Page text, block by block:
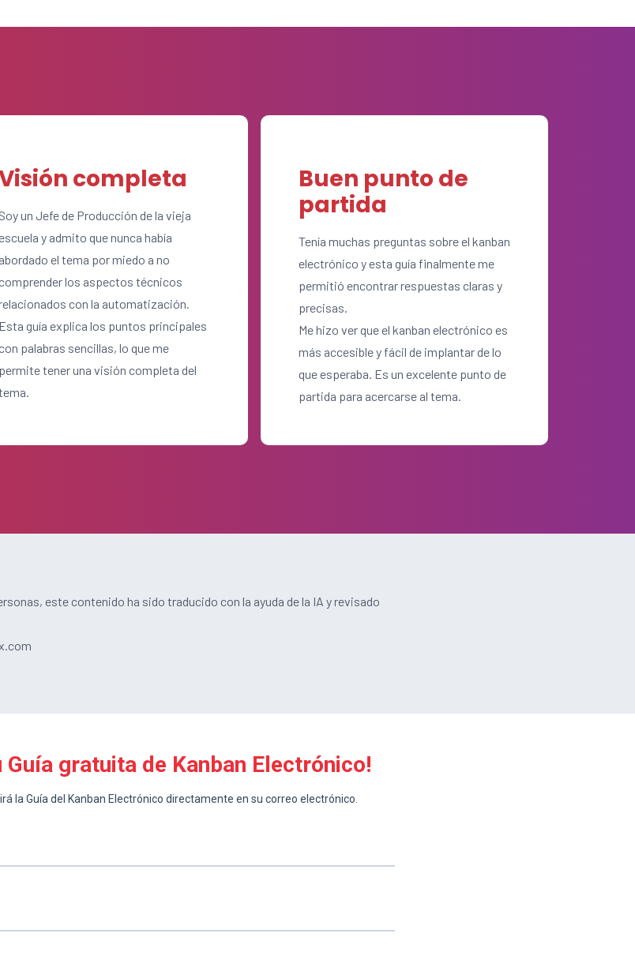
completa
Soy un Jefe de Producción de la vieja
y admito que nunca había
abordado el tema por miedo a no
comprender los aspectos técnicos
con la automatización.
Esta guía explica los puntos principales
con palabras sencillas, lo que me
permite tener una visión completa del
Buen punto de
partida
Tenía muchas preguntas sobre el kanban
electrónico y esta guía finalmente me
permitió encontrar respuestas claras y
precisas.
Me hizo ver que el kanban electrónico es
más accesible y fácil de implantar de lo
que esperaba. Es un excelente punto de
partida para acercarse al tema.
este contenido ha sido traducido con la ayuda de la IA y revisado